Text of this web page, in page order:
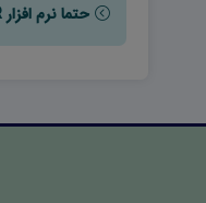
حتما نرم افزار WinRAR را بر روی سیستم خود نصب کنید تا فایل ها به راحتی از حالت فشرده خارج شوند.